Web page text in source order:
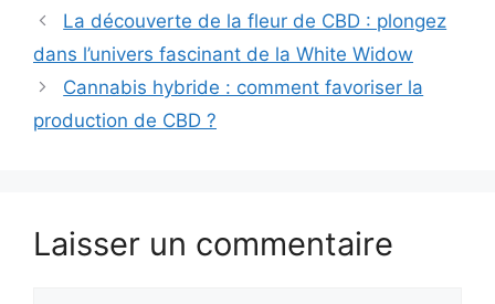
La découverte de la fleur de CBD : plongez
dans l’univers fascinant de la White Widow
Cannabis hybride : comment favoriser la
production de CBD ?
Laisser un commentaire